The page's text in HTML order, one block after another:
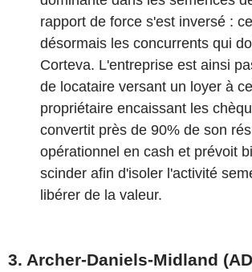
rapport de force s'est inversé :
désormais les concurrents qui
Corteva. L'entreprise est ainsi
de locataire versant un loyer à
propriétaire encaissant les
convertit près de 90% de son
opérationnel en cash et prévoit
scinder afin d'isoler l'activité
libérer de la valeur.
3. Archer-Daniels-Midland